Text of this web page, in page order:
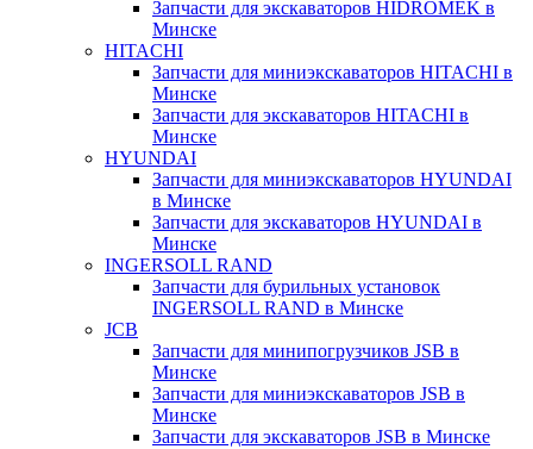
Запчасти для экскаваторов HIDROMEK в
Минске
HITACHI
Запчасти для миниэкскаваторов HITACHI в
Минске
Запчасти для экскаваторов HITACHI в
Минске
HYUNDAI
Запчасти для миниэкскаваторов HYUNDAI
в Минске
Запчасти для экскаваторов HYUNDAI в
Минске
INGERSOLL RAND
Запчасти для бурильных установок
INGERSOLL RAND в Минске
JCB
Запчасти для минипогрузчиков JSB в
Минске
Запчасти для миниэкскаваторов JSB в
Минске
Запчасти для экскаваторов JSB в Минске